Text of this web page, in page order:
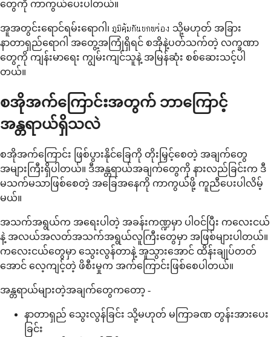
တွေကို ကာကွယ်ပေးပါတယ်။
အူအတွင်းရောင်ရမ်းရောဂါ၊ ภูมิคุ้มกันบกพร่อง သို့မဟုတ် အခြား
နာတာရှည်ရောဂါ အတွေ့အကြုံရှိရင် စအိုနဲ့ပတ်သက်တဲ့ လက္ခဏာ
တွေကို ကျန်းမာရေး ကျွမ်းကျင်သူနဲ့ အမြန်ဆုံး စစ်ဆေးသင့်ပါ
တယ်။
စအိုအက်ကြောင်းအတွက် ဘာကြောင့်
အန္တရာယ်ရှိသလဲ
စအိုအက်ကြောင်း ဖြစ်ပွားနိုင်ခြေကို တိုးမြှင့်စေတဲ့ အချက်တွေ
အများကြီးရှိပါတယ်။ ဒီအန္တရာယ်အချက်တွေကို နားလည်ခြင်းက ဒီ
မသက်မသာဖြစ်စေတဲ့ အခြေအနေကို ကာကွယ်ဖို့ ကူညီပေးပါလိမ့်
မယ်။
အသက်အရွယ်က အရေးပါတဲ့ အခန်းကဏ္ဍမှာ ပါဝင်ပြီး ကလေးငယ်
နဲ့ အလယ်အလတ်အသက်အရွယ်လူကြီးတွေမှာ အဖြစ်များပါတယ်။
ကလေးငယ်တွေမှာ သွေးလွန်တာနဲ့ အူသွားအောင် ထိန်းချုပ်တတ်
အောင် လေ့ကျင့်တဲ့ ဖိစီးမှုက အက်ကြောင်းဖြစ်စေပါတယ်။
အန္တရာယ်များတဲ့အချက်တွေကတော့ -
နာတာရှည် သွေးလွန်ခြင်း သို့မဟုတ် မကြာခဏ တွန်းအားပေး
ခြင်း